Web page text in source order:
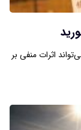
اثرات منفی بر